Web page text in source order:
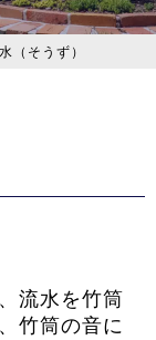
（そうず）
流水を竹筒
竹筒の音に